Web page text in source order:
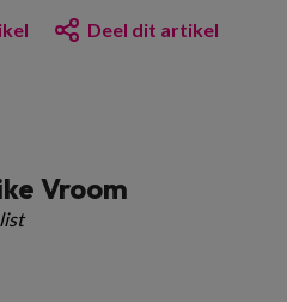
Deel dit artikel
Vroom